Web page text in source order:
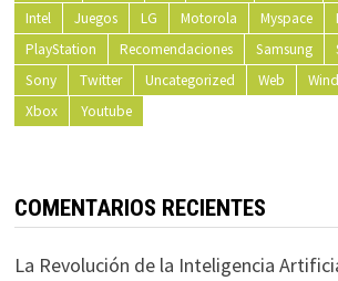
Intel
Juegos LG Motorola Myspace
PlayStation
Recomendaciones Samsung
Sony
Twitter Uncategorized Web
Xbox
Youtube
COMENTARIOS RECIENTES
La Revolución de la Inteligencia